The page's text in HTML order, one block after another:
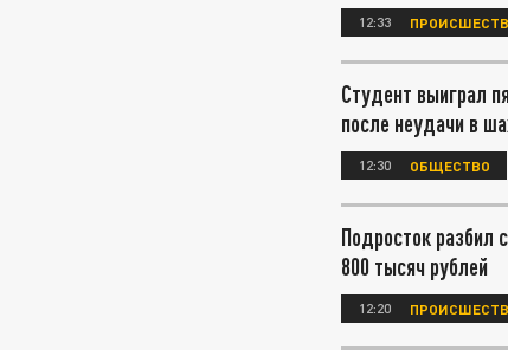
12:33
Студент выиграл
после неудачи в
12:30 ОБЩЕСТВО
Подросток разбил
800 тысяч рублей
12:20